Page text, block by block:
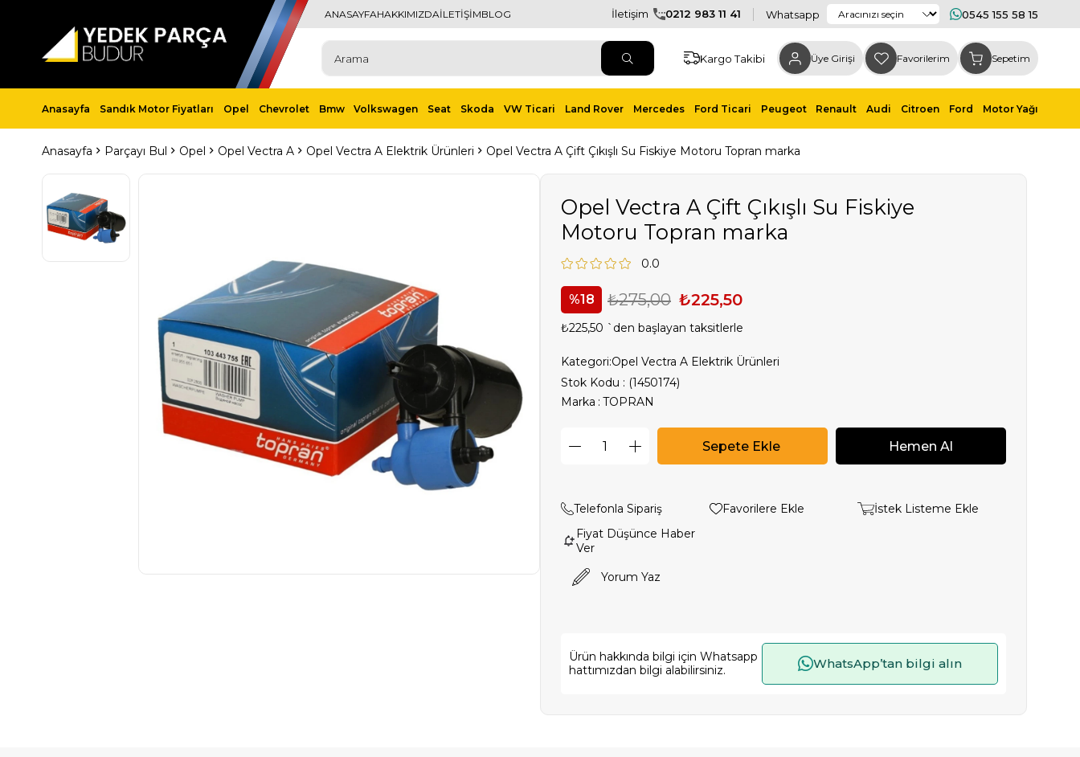
ANASAYFAHAKKIMIZDAİLETİŞİMBLOG İletişim 0212 983 11 41 Whatsapp 0545 155 58 15
Kargo Takibi Üye Girişi Favorilerim Sepetim
Anasayfa Sandık Motor Fiyatları Opel Chevrolet Bmw Volkswagen Seat Skoda VW Ticari Land Rover Mercedes Ford Ticari Peugeot Renault Audi Citroen Ford Motor Yağı
Anasayfa Parçayı Bul Opel Opel Vectra A Opel Vectra A Elektrik Ürünleri Opel Vectra A Çift Çıkışlı Su Fiskiye Motoru Topran marka
Opel Vectra A Çift Çıkışlı Su Fiskiye
Motoru Topran marka
0.0
18 ₺275,00 ₺225,50
₺225,50 `den başlayan taksitlerle
Kategori:Opel Vectra A Elektrik Ürünleri
Stok Kodu
(1450174)
Marka : TOPRAN
Telefonla Sipariş Favorilere Ekle
İstek Listeme Ekle
Fiyat Düşünce Haber
Ver
Yorum Yaz
Ürün hakkında bilgi için Whatsapp
hattımızdan bilgi alabilirsiniz.
WhatsApp’tan bilgi alın